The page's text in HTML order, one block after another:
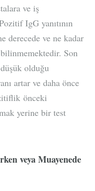
ve iş
IgG yanıtının
derecede ve ne kadar
bilinmemektedir. Son
olduğu
artar ve daha önce
önceki
yerine bir test
veya Muayenede